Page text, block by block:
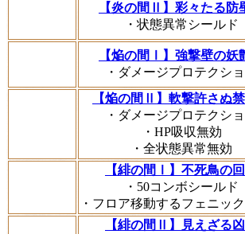
【炎の間Ⅱ】彩々たる防
・状態異常シールド
【焔の間Ⅰ】強撃壁の妖
・ダメージプロテクシ
【焔の間Ⅱ】軟撃許さぬ
・ダメージプロテクシ
・HP吸収無効
・全状態異常無効
【緋の間Ⅰ】不死鳥の
・50コンボシールド
・フロア移動するフェニッ
【緋の間Ⅱ】見えざる